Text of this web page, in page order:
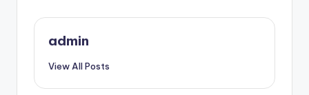
admin
View All Posts